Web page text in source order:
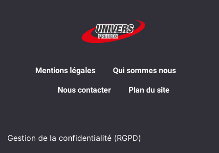
Mentions légales Qui sommes nous
Nous contacter Plan du site
Gestion de la confidentialité (RGPD)